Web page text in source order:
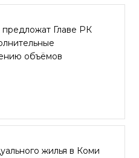
Главе РК
объёмов
жилья в Коми